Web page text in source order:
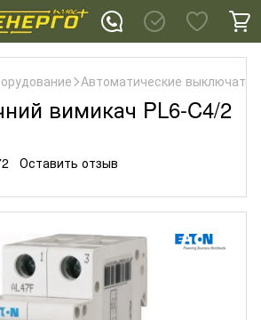
Автоматические
вимикач PL6-C4/2
Оставить отзыв